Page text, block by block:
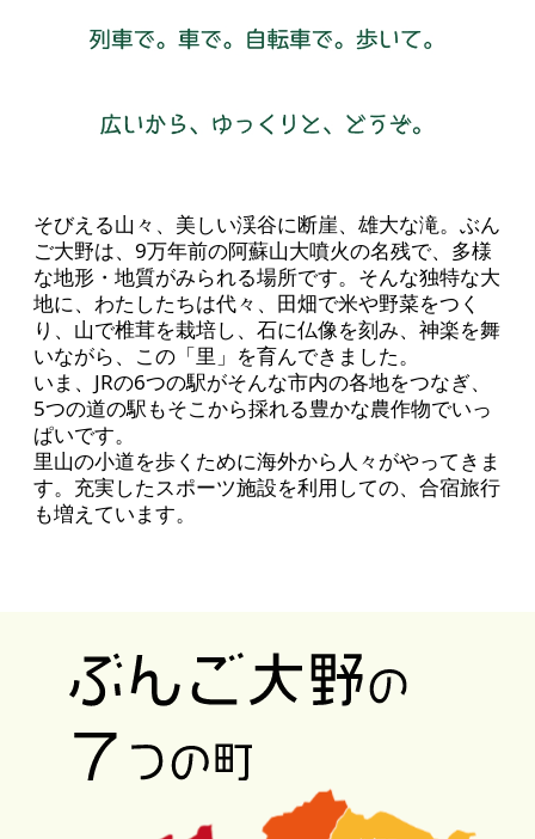
そびえる山々、美しい渓谷に断崖、雄大な滝。ぶん
ご大野は、9万年前の阿蘇山大噴火の名残で、多様
な地形・地質がみられる場所です。そんな独特な大
地に、わたしたちは代々、田畑で米や野菜をつく
り、山で椎茸を栽培し、石に仏像を刻み、神楽を舞
いながら、この「里」を育んできました。
いま、JRの6つの駅がそんな市内の各地をつなぎ、
5つの道の駅もそこから採れる豊かな農作物でいっ
ぱいです。
里山の小道を歩くために海外から人々がやってきま
す。充実したスポーツ施設を利用しての、合宿旅行
も増えています。